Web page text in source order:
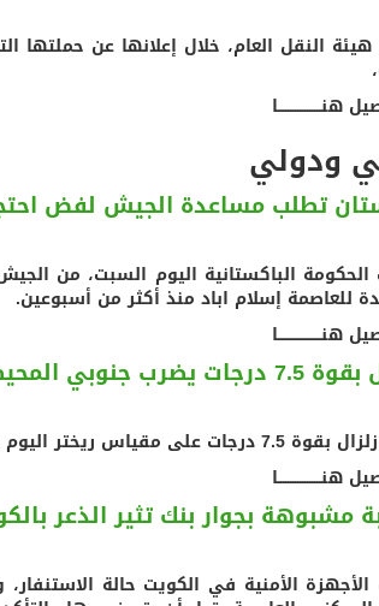
النقل العام، خلال إعلانها عن حملتها
ودولي
تطلب مساعدة الجيش لفض
الباكستانية اليوم السبت، من
للعاصمة إسلام اباد منذ أكثر من أسبوعين.
جنوبي المحيط الهادئ
اليوم جنوبي المحيط الهادئ ، قبالة ساحل نيو كاليدونيا .
مشبوهة بجوار بنك تثير الذعر
الأمنية في الكويت حالة